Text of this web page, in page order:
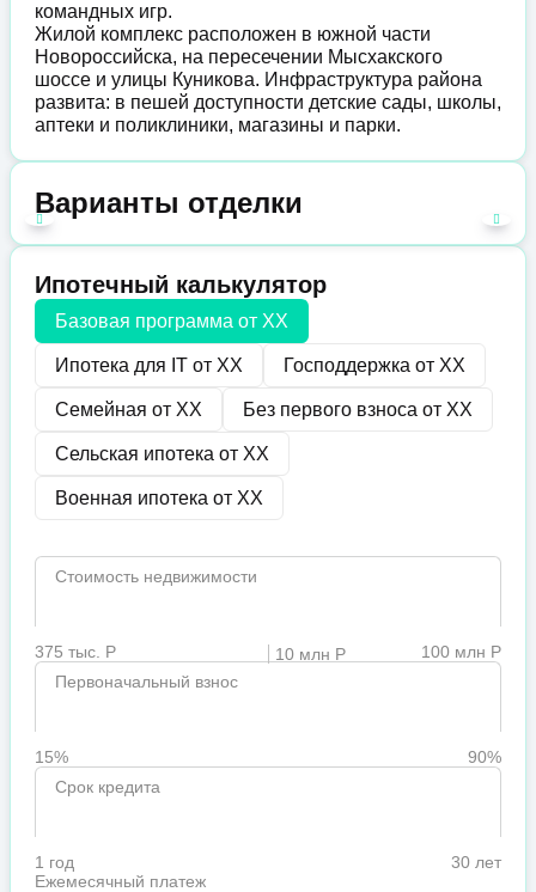
командных игр.
Жилой комплекс расположен в южной части
Новороссийска, на пересечении Мысхакского
шоссе и улицы Куникова. Инфраструктура района
развита: в пешей доступности детские сады, школы,
аптеки и поликлиники, магазины и парки.
Варианты отделки
Ипотечный калькулятор
Базовая программа от XX
Ипотека для IT от XX Господдержка от XX
Семейная от XX Без первого взноса от XX
Сельская ипотека от XX
Военная ипотека от XX
Стоимость недвижимости
375 тыс. Р 10 млн Р
100 млн Р
Первоначальный взнос
15%
90%
Срок кредита
1 год
30 лет
Ежемесячный платеж